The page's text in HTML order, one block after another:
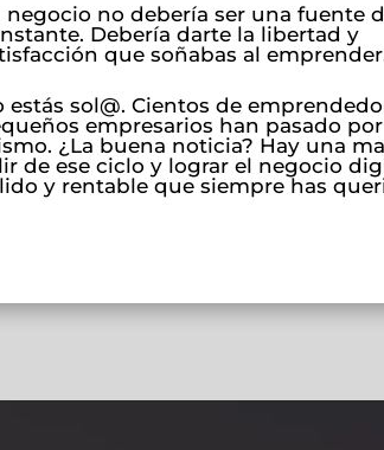
negocio no debería ser una fuente
Debería darte la libertad y
que soñabas al
estás sol@. Cientos de
empresarios han pasado
¿La buena noticia? Hay una
de ese ciclo y lograr el negocio
y rentable que siempre has